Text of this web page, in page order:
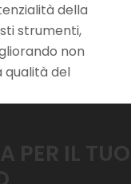
della
strumenti,
non
qualità del
PER IL TUO